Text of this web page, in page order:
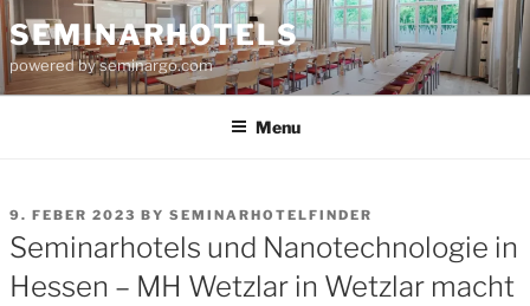
Skip
to
content
SEMINARHOTELS
powered by seminargo.com
Menu
POSTED
ON
9. FEBER 2023 BY SEMINARHOTELFINDER
Seminarhotels und Nanotechnologie in
Hessen – MH Wetzlar in Wetzlar macht